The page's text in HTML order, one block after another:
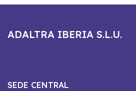
ADALTRA IBERIA S.L.U.
SEDE CENTRAL